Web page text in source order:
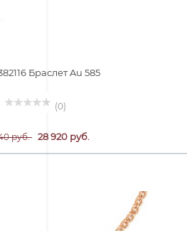
Браслет Au 585
(0)
руб. 28 920 руб.